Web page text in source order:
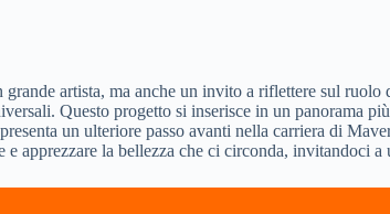
artista, ma anche un invito a riflettere sul
Questo progetto si inserisce in un panorama
un ulteriore passo avanti nella carriera di
apprezzare la bellezza che ci circonda, invitandoci